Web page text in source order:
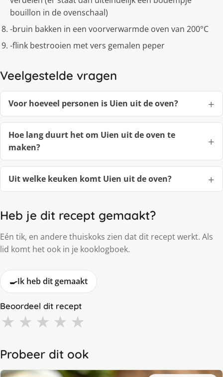
bouillon in de ovenschaal)
-bruin bakken in een voorverwarmde oven van 200°C
-flink bestrooien met vers gemalen peper
Veelgestelde vragen
Voor hoeveel personen is Uien uit de oven?
Hoe lang duurt het om Uien uit de oven te
maken?
Uit welke keuken komt Uien uit de oven?
Heb je dit recept gemaakt?
Eén tik, en andere thuiskoks zien dat dit recept werkt. Als
lid komt het ook in je kooklogboek.
🍳Ik heb dit gemaakt
Beoordeel dit recept
★ ★ ★ ★ ★
Probeer dit ook